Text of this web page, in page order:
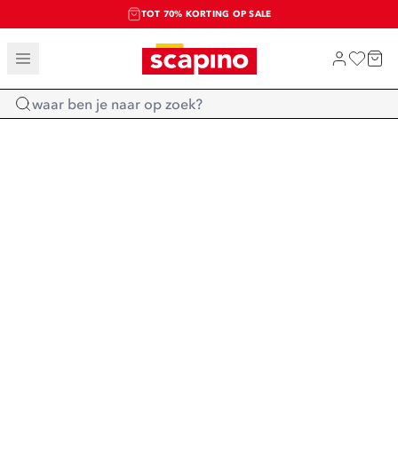
TOT 70% KORTING OP SALE
SALE: LAATSTE KANS!
SHOP NIEUW
Home